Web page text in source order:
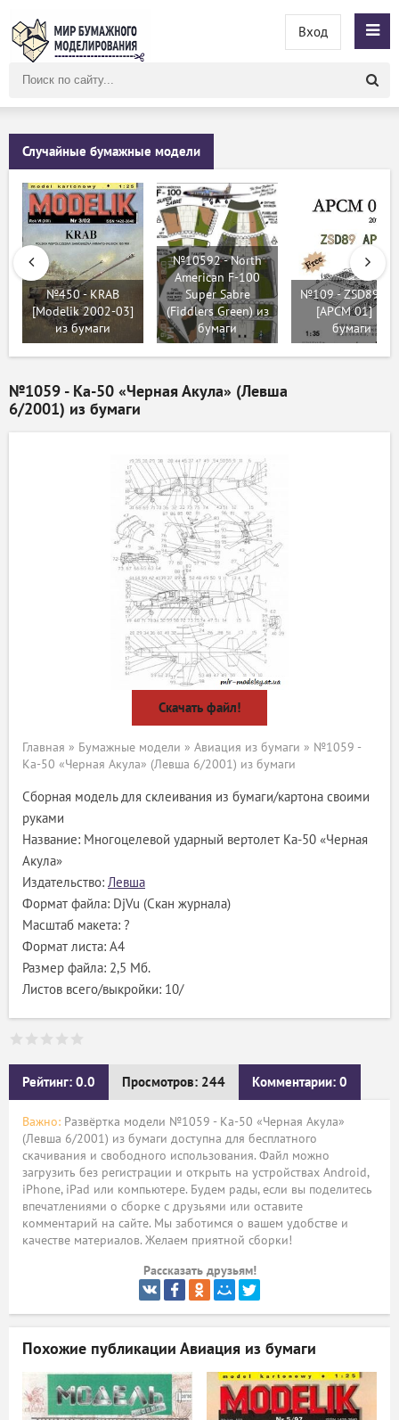
сайту
Вход
Случайные бумажные модели
№450 - KRAB
[Modelik 2002-03]
из бумаги
№10592 - North
American F-100
Super Sabre
(Fiddlers Green) из
бумаги
№109 - ZSD89
[APCM 01] из
бумаги
№1059 - Kа-50 «Черная Акула» (Левша
6/2001) из бумаги
Скачать файл!
Главная » Бумажные модели » Авиация из бумаги » №1059 -
Kа-50 «Черная Акула» (Левша 6/2001) из бумаги
Сборная модель для склеивания из бумаги/картона своими
руками
Название: Многоцелевой ударный вертолет Kа-50 «Черная
Акула»
Издательство: Левша
Формат файла: DjVu (Скан журнала)
Масштаб макета: ?
Формат листа: А4
Размер файла: 2,5 Мб.
Листов всего/выкройки: 10/
Рейтинг: 0.0 Просмотров: 244 Комментарии: 0
Важно: Развёртка модели №1059 - Kа-50 «Черная Акула»
(Левша 6/2001) из бумаги доступна для бесплатного
скачивания и свободного использования. Файл можно
загрузить без регистрации и открыть на устройствах Android,
iPhone, iPad или компьютере. Будем рады, если вы поделитесь
впечатлениями о сборке с друзьями или оставите
комментарий на сайте. Мы заботимся о вашем удобстве и
качестве материалов. Желаем приятной сборки!
Рассказать друзьям!
Похожие публикации Авиация из бумаги